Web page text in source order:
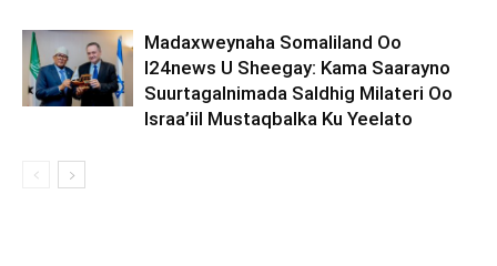
Madaxweynaha Somaliland Oo
I24news U Sheegay: Kama Saarayno
Suurtagalnimada Saldhig Milateri Oo
Israa’iil Mustaqbalka Ku Yeelato